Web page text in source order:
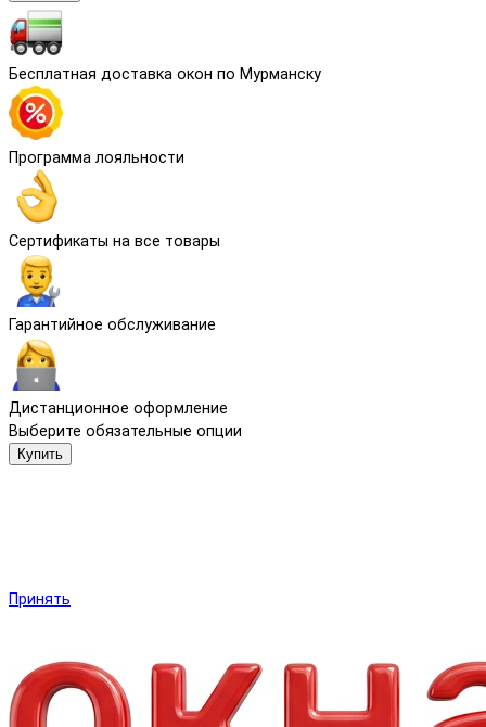
Бесплатная доставка окон по Мурманску
Программа лояльности
Сертификаты на все товары
Гарантийное обслуживание
Дистанционное оформление
Выберите обязательные опции
Купить
Принять